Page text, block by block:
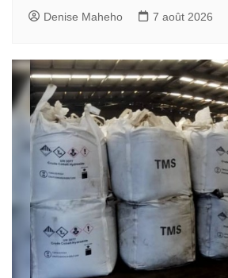
Denise Maheho 7 août 2026